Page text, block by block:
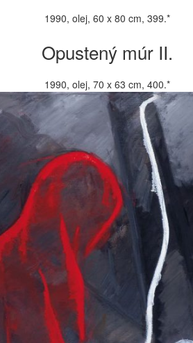
1990, olej, 60 x 80 cm, 399.*
Opustený múr II.
1990, olej, 70 x 63 cm, 400.*